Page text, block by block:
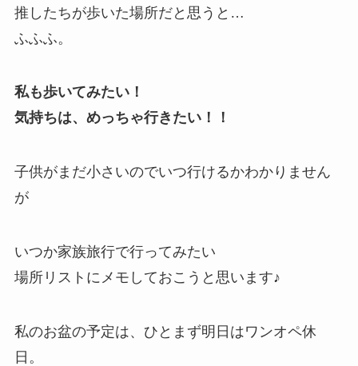
推したちが歩いた場所だと思うと…
ふふふ。
私も歩いてみたい！
気持ちは、めっちゃ行きたい！！
子供がまだ小さいのでいつ行けるかわかりません
が
いつか家族旅行で行ってみたい
場所リストにメモしておこうと思います♪
私のお盆の予定は、ひとまず明日はワンオペ休
日。